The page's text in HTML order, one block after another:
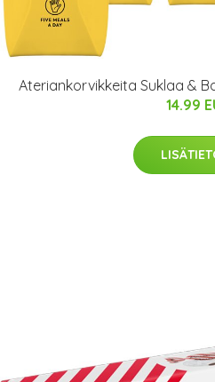
Ateriankorvikkeita Suklaa &
14.99